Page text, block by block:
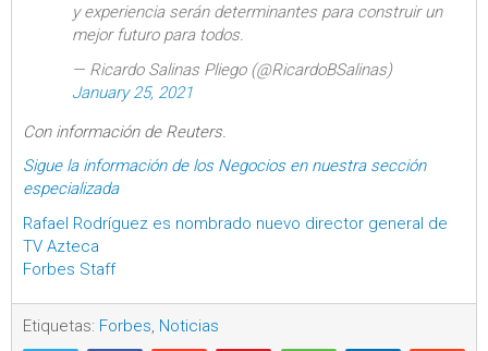
y experiencia serán determinantes para construir un
mejor futuro para todos.
— Ricardo Salinas Pliego (@RicardoBSalinas)
January 25, 2021
Con información de Reuters.
Sigue la información de los Negocios en nuestra sección
especializada
Rafael Rodríguez es nombrado nuevo director general de
TV Azteca
Forbes Staff
Etiquetas: Forbes, Noticias